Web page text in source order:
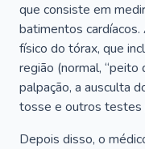
que consiste em
batimentos
físico do tórax, que
região (normal, “peito
palpação, a ausculta
tosse e outros testes
Depois disso, o